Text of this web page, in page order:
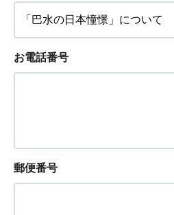
お電話番号
郵便番号